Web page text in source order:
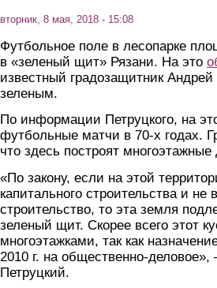
вторник, 8 мая, 2018 - 15:08
Футбольное поле в лесопарке
в «зеленый щит» Рязани. На это
известный градозащитник
зеленым.
По информации Петруцкого, на
футбольные матчи в 70-х годах.
что здесь построят
«По закону, если на этой
капитального строительства и
строительство, то эта земля
зеленый щит. Скорее всего этот
многоэтажками, так как
2010 г. на общественно-
Петруцкий.